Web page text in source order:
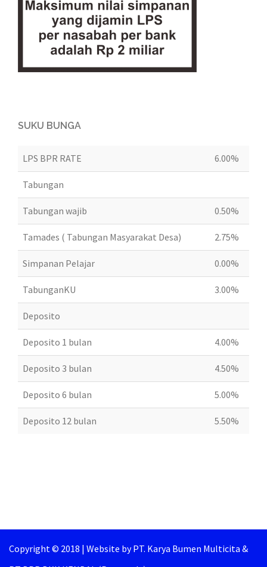
SUKU BUNGA
LPS BPR RATE 6.00%
Tabungan
Tabungan wajib 0.50%
Tamades ( Tabungan Masyarakat Desa) 2.75%
Simpanan Pelajar 0.00%
TabunganKU 3.00%
Deposito
Deposito 1 bulan 4.00%
Deposito 3 bulan 4.50%
Deposito 6 bulan 5.00%
Deposito 12 bulan 5.50%
Copyright © 2018 | Website by PT. Karya Bumen Multicita &